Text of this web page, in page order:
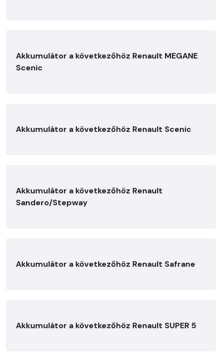
Akkumulátor a következőhöz Renault MEGANE
Scenic
Akkumulátor a következőhöz Renault Scenic
Akkumulátor a következőhöz Renault
Sandero/Stepway
Akkumulátor a következőhöz Renault Safrane
Akkumulátor a következőhöz Renault SUPER 5